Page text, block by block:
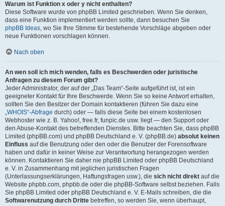
Warum ist Funktion x oder y nicht enthalten?
Diese Software wurde von phpBB Limited geschrieben. Wenn Sie denken,
dass eine Funktion implementiert werden sollte, dann besuchen Sie
phpBB Ideas, wo Sie Ihre Stimme für bestehende Vorschläge abgeben oder
neue Funktionen vorschlagen können.
Nach oben
An wen soll ich mich wenden, falls es Beschwerden oder juristische
Anfragen zu diesem Forum gibt?
Jeder Administrator, der auf der „Das Team“-Seite aufgeführt ist, ist ein
geeigneter Kontakt für Ihre Beschwerde. Wenn Sie so keine Antwort erhalten,
sollten Sie den Besitzer der Domain kontaktieren (führen Sie dazu eine
„WHOIS“-Abfrage durch) oder — falls diese Seite bei einem kostenlosen
Webhoster wie z. B. Yahoo!, free.fr, funpic.de usw. liegt — den Support oder
den Abuse-Kontakt des betreffenden Dienstes. Bitte beachten Sie, dass phpBB
Limited (phpBB.com) und phpBB Deutschland e. V. (phpBB.de) absolut keinen
Einfluss auf die Benutzung oder den oder die Benutzer der Forensoftware
haben und dafür in keiner Weise zur Verantwortung herangezogen werden
können. Kontaktieren Sie daher nie phpBB Limited oder phpBB Deutschland
e. V. in Zusammenhang mit jeglichen juristischen Fragen
(Unterlassungserklärungen, Haftungsfragen usw.), die sich nicht direkt auf die
Website phpbb.com, phpbb.de oder die phpBB-Software selbst beziehen. Falls
Sie phpBB Limited oder phpBB Deutschland e. V. E-Mails schreiben, die die
Softwarenutzung durch Dritte betreffen, so werden Sie, wenn überhaupt,